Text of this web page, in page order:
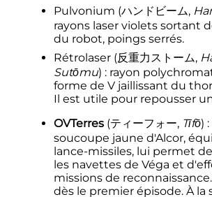
Pulvonium (ハンドビーム,
rayons laser violets sortant
du robot, poings serrés.
Rétrolaser (反重力ストーム,
Sutōmu) : rayon
forme de V jaillissant du
Il est utile pour repousser
OVTerres (ティーフォー, Tīfō)
soucoupe jaune d'Alcor,
lance-missiles, lui permet
les navettes de Véga et
missions de
dès le premier épisode. À la